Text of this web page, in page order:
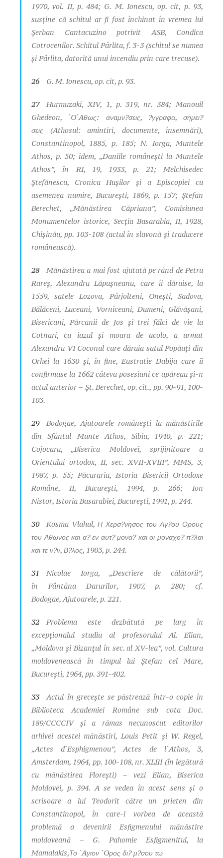
1970, vol. II, p. 484; G. M. Ionescu,op. cit, p. 93,
susţine că schitul ar fi fost închinat în vremea lui
Şerban Cantacuzino potrivit ASB, Condica
Cotrocenilor. Schitul Pârlita, f. 3-3 (schitul se numea
şi Pârlita, datorită unui incendiu prin care trecuse).
26 G. M. Ionescu, op. cit, p. 93.
27 Hurmuzaki, XIV, 1, p. 319, nr. 384; Manouil
Ghedeon, `O`Aθως: ανaμν?σεις, ?γγραφα, σημει?
σεις (Athosul: amintiri, documente, însemnări),
Constantinopol, 1885, p. 185; N. Iorga, Muntele
Athos, p. 50; idem, „Daniile româneşti la Muntele
Athos”, în RI, 19, 1933, p. 21; Melchisedec
Ştefănescu, Cronica Huşilor şi a Episcopiei cu
asemenea numire, Bucureşti, 1869, p. 157; Ştefan
Berechet, „Mănăstirea Căpriana”, Comisiunea
Monumentelor istorice, Secţia Basarabia, II, 1928,
Chişinău, pp. 103-108 (actul în slavonă şi traducere
românească).
28Mănăstirea a mai fost ajutată pe rând de Petru
Rareş, Alexandru Lăpuşneanu, care îi dăruise, la
1559, satele Lozova, Pârjolteni, Oneşti, Sadova,
Bălăceni, Luceani, Vorniceani, Dumeni, Glăvăşani,
Bisericani, Părcanii de Jos şi trei fălci de vie la
Cotnari, cu iazul şi moara de acolo, a urmat
Alexandru VI Coconul care dăruia satul Popăuţi din
Orhei la 1630 şi, în fine, Eustratie Dabija care îi
confirmase la 1662 câteva posesiuni ce apăreau şi-n
actul anterior – Şt. Berechet,op. cit., pp. 90-91, 100-
103.
29Bodogae, Ajutoarele româneşti la mănăstirile
din Sfântul Munte Athos, Sibiu, 1940, p. 221;
Cojocaru, „Biserica Moldovei, sprijinitoare a
Orientului ortodox, II, sec. XVII-XVIII”, MMS, 3,
1987, p. 55; Păcurariu, Istoria Bisericii Ortodoxe
Române, II, Bucureşti, 1994, p. 266; Ion
Nistor, Istoria Basarabiei, Bucureşti, 1991, p. 244.
30Kosma Vlahul, Η Χερσ?νησος του Αγ?ου Ορους
του Αθωνος και α? εν αυτ? μονα? και οι μοναχο? π?λαι
και τε ν?ν, Β?λος, 1903, p. 244.
31 Nicolae Iorga, „Descriere de călătorii”,
în Fântâna Darurilor, 1907, p. 280; cf.
Bodogae, Ajutoarele, p. 221.
32 Problema este dezbătută pe larg în
excepţionalul studiu al profesorului Al. Elian,
„Moldova şi Bizanţul în sec. al XV-lea”, vol. Cultura
moldovenească în timpul lui Ştefan cel Mare,
Bucureşti, 1964, pp. 391-402.
33Actul în greceşte se păstrează într-o copie în
Biblioteca Academiei Române sub cota Doc.
189/CCCCIVşi a rămas necunoscut editorilor
arhivei acestei mănăstiri, Louis Petit şi W. Regel,
„Actes d`Esphigmenou”, Actes de l`Athos, 3,
Amsterdam, 1964, pp. 100-108, nr. XLIII (în legătură
cu mănăstirea Floreşti) – vezi Elian, Biserica
Moldovei, p. 394. A se vedea în acest sens şi o
scrisoare a lui Teodorit către un prieten din
Constantinopol, în care-i vorbea de această
problemă a devenirii Esfigmenului mănăstire
moldoveană – G. Pahomie Esfigmenitul, la
Mamalakis,Το `Aγιον `Oρος δι? μ?σου τω